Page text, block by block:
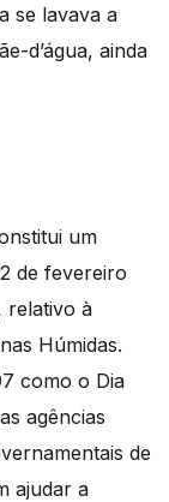
se lavava a
d’água, ainda
um
de fevereiro
relativo à
Húmidas.
como o Dia
agências
de
ajudar a